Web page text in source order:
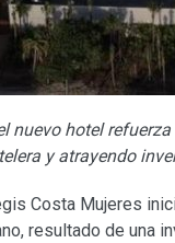
nuevo hotel
y atrayendo
Costa Mujeres
resultado de una